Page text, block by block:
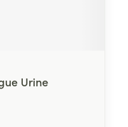
Urine